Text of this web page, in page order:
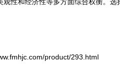
product/293.html